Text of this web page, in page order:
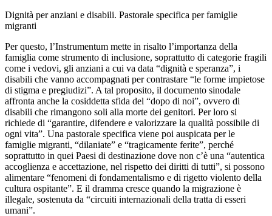
Dignità per anziani e disabili. Pastorale specifica per famiglie
migranti
Per questo, l’Instrumentum mette in risalto l’importanza della
famiglia come strumento di inclusione, soprattutto di categorie fragili
come i vedovi, gli anziani a cui va data “dignità e speranza”, i
disabili che vanno accompagnati per contrastare “le forme impietose
di stigma e pregiudizi”. A tal proposito, il documento sinodale
affronta anche la cosiddetta sfida del “dopo di noi”, ovvero di
disabili che rimangono soli alla morte dei genitori. Per loro si
richiede di “garantire, difendere e valorizzare la qualità possibile di
ogni vita”. Una pastorale specifica viene poi auspicata per le
famiglie migranti, “dilaniate” e “tragicamente ferite”, perché
soprattutto in quei Paesi di destinazione dove non c’è una “autentica
accoglienza e accettazione, nel rispetto dei diritti di tutti”, si possono
alimentare “fenomeni di fondamentalismo e di rigetto violento della
cultura ospitante”. E il dramma cresce quando la migrazione è
illegale, sostenuta da “circuiti internazionali della tratta di esseri
umani”.